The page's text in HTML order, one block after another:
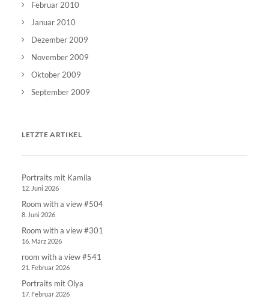
Februar 2010
Januar 2010
Dezember 2009
November 2009
Oktober 2009
September 2009
LETZTE ARTIKEL
Portraits mit Kamila
12. Juni 2026
Room with a view #504
8. Juni 2026
Room with a view #301
16. März 2026
room with a view #541
21. Februar 2026
Portraits mit Olya
17. Februar 2026